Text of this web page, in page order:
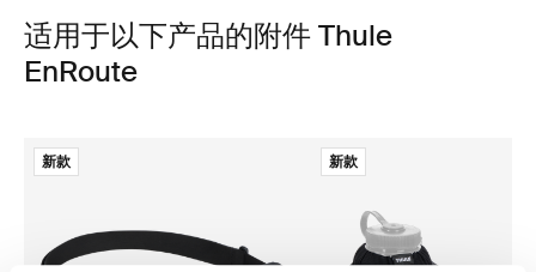
适用于以下产品的附件 Thule
EnRoute
新款 新款